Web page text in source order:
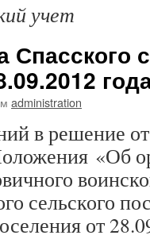
учет
administration
в решение
«Об
сельского
от